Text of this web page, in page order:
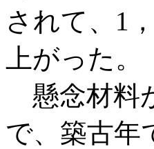
されて、1
上がった。
懸念材料
で、築古年